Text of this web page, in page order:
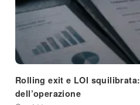
Rolling exit e LOI
dell’operazione